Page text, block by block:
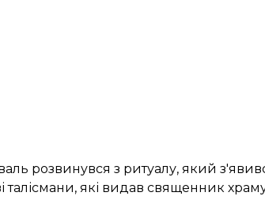
розвинувся з ритуалу, який
талісмани, які видав священник